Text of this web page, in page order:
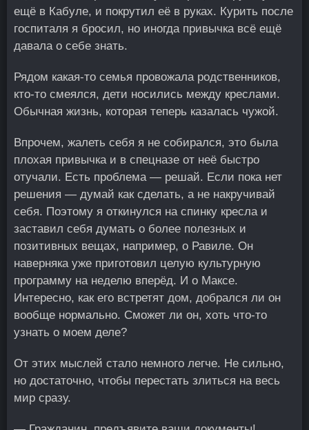
ещё в Кабуле, и покрутил её в руках. Курить после
госпиталя я бросил, но иногда привычка всё ещё
давала о себе знать.
Рядом какая-то семья провожала родственников,
кто-то смеялся, дети носились между креслами.
Обычная жизнь, которая теперь казалась чужой.
Впрочем, жалеть себя я не собирался, это была
плохая привычка и в спецназе от неё быстро
отучали. Есть проблема — решай. Если пока нет
решения — думай как сделать, а не накручивай
себя. Поэтому я откинулся на спинку кресла и
заставил себя думать о более полезных и
позитивных вещах, например, о Равиле. Он
наверняка уже приготовил целую культурную
программу на неделю вперёд. И о Максе.
Интересно, как его встретят дом, добрался ли он
вообще нормально. Сможет ли он, хоть что-то
узнать о моем деле?
От этих мыслей стало немного легче. Не сильно,
но достаточно, чтобы перестать злиться на весь
мир сразу.